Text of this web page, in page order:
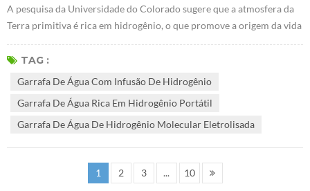
A pesquisa da Universidade do Colorado sugere que a atmosfera da
Terra primitiva é rica em hidrogênio, o que promove a origem da vida
"Estudo CU mostra a atmosfera da Terra primitiva rica em
hidrogênio, favorável à vida". A chave para o efeito da água de
hidrogênio é dissolver uma concentração suficiente de hidrogênio no
tecnologias avanç...
TAG :
Garrafa De Água Com Infusão De Hidrogênio
Garrafa De Água Rica Em Hidrogênio Portátil
Garrafa De Água De Hidrogênio Molecular Eletrolisada
1 2 3 ... 10